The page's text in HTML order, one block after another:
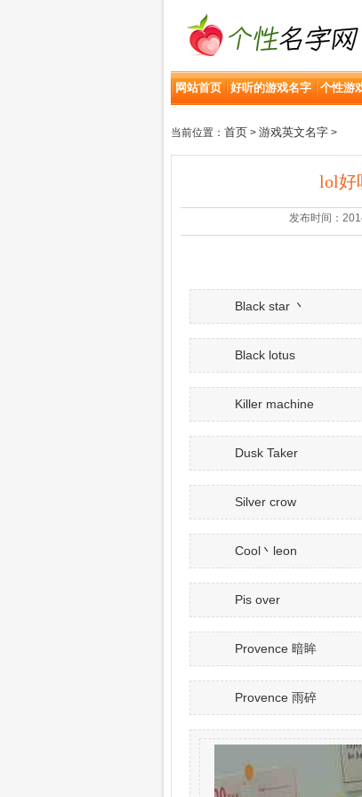
网站首页 好听的游戏名字 个性游
当前位置： 首页 > 游戏英文名字 >
lol好
发布时间：
Black star 丶
Black lotus
Killer machine
Dusk Taker
Silver crow
Cool丶leon
Pis over
Provence 暗眸
Provence 雨碎